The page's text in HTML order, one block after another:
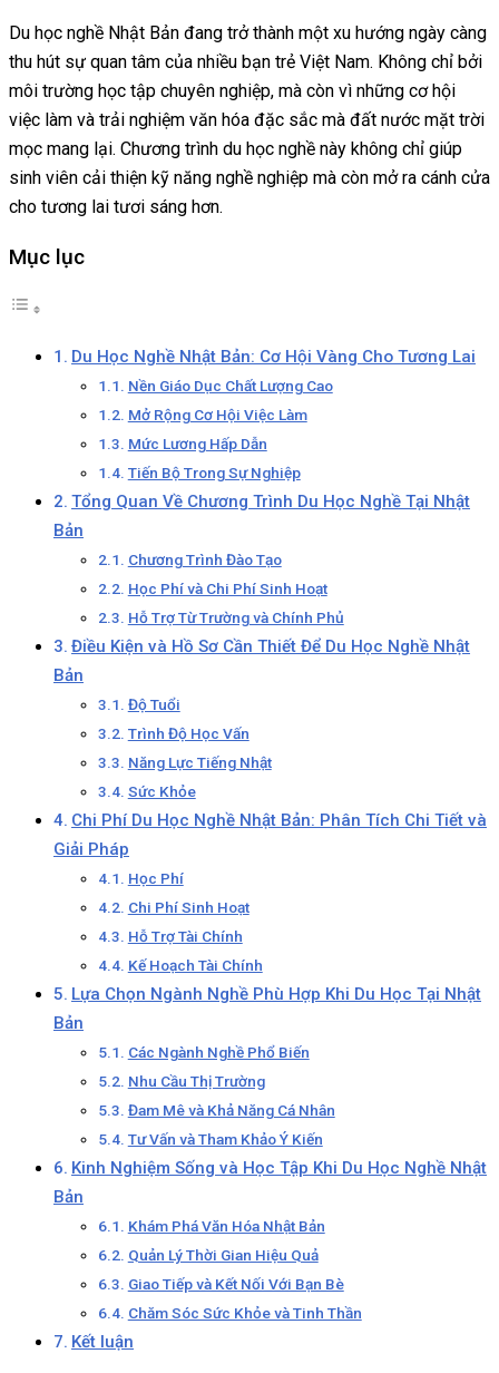
Du học nghề Nhật Bản đang trở thành một xu hướng ngày càng
thu hút sự quan tâm của nhiều bạn trẻ Việt Nam. Không chỉ bởi
môi trường học tập chuyên nghiệp, mà còn vì những cơ hội
việc làm và trải nghiệm văn hóa đặc sắc mà đất nước mặt trời
mọc mang lại. Chương trình du học nghề này không chỉ giúp
sinh viên cải thiện kỹ năng nghề nghiệp mà còn mở ra cánh cửa
cho tương lai tươi sáng hơn.
Mục lục
Du Học Nghề Nhật Bản: Cơ Hội Vàng Cho Tương Lai
Nền Giáo Dục Chất Lượng Cao
Mở Rộng Cơ Hội Việc Làm
Mức Lương Hấp Dẫn
Tiến Bộ Trong Sự Nghiệp
Tổng Quan Về Chương Trình Du Học Nghề Tại Nhật
Bản
Chương Trình Đào Tạo
Học Phí và Chi Phí Sinh Hoạt
Hỗ Trợ Từ Trường và Chính Phủ
Điều Kiện và Hồ Sơ Cần Thiết Để Du Học Nghề Nhật
Bản
Độ Tuổi
Trình Độ Học Vấn
Năng Lực Tiếng Nhật
Sức Khỏe
Chi Phí Du Học Nghề Nhật Bản: Phân Tích Chi Tiết và
Giải Pháp
Học Phí
Chi Phí Sinh Hoạt
Hỗ Trợ Tài Chính
Kế Hoạch Tài Chính
Lựa Chọn Ngành Nghề Phù Hợp Khi Du Học Tại Nhật
Bản
Các Ngành Nghề Phổ Biến
Nhu Cầu Thị Trường
Đam Mê và Khả Năng Cá Nhân
Tư Vấn và Tham Khảo Ý Kiến
Kinh Nghiệm Sống và Học Tập Khi Du Học Nghề Nhật
Bản
Khám Phá Văn Hóa Nhật Bản
Quản Lý Thời Gian Hiệu Quả
Giao Tiếp và Kết Nối Với Bạn Bè
Chăm Sóc Sức Khỏe và Tinh Thần
Kết luận